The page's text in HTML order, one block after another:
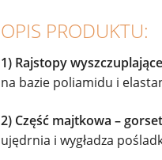
OPIS PRODUKTU:
1) Rajstopy
na bazie poliamidu i
2) Część majtkowa –
ujędrnia i wygładza